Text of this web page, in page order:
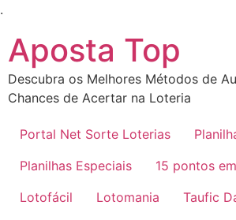
.
conteúdo
Aposta Top
Descubra os Melhores Métodos de
Chances de Acertar na Loteria
Portal Net Sorte Loterias
Planilhas Especiais
15 pontos
Lotofácil
Lotomania
Taufic